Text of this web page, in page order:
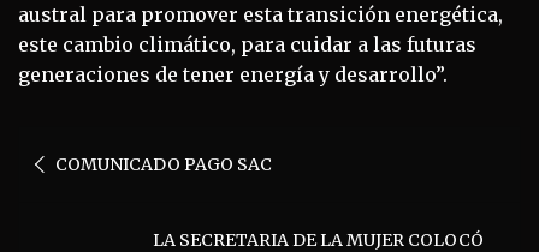
austral para promover esta transición energética,
este cambio climático, para cuidar a las futuras
generaciones de tener energía y desarrollo”.
de COMUNICADO PAGO SAC
LA SECRETARIA DE LA MUJER COLOCÓ